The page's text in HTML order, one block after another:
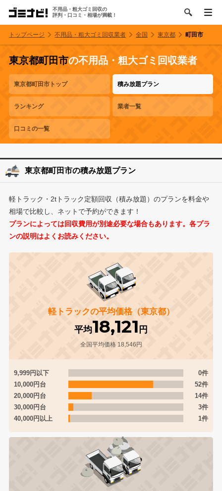
不用品・粗大ゴミ回収の
評判・口コミ・相場が満載！
トップページ 不用品・粗大ゴミ回収業者 全国 東京都 町田市
東京都町田市の不用品・粗大ゴミ回収業者
東京都町田市トップ 積み放題プラン
ランキング 業者一覧
口コミの一覧
東京都町田市の積み放題プラン
軽トラック・2tトラック定額回収（積み放題）のプランを料金や
相場で比較し、ネットで予約ができます！
プランによっては回収費用が別途必要な場合もあります。各プラ
ンの説明はよくお読みください。
軽トラックの平均価格（東京都）
平均18,121 円
全国平均価格 18,546円
9,999円以下
0件
10,000円台
52件
20,000円台
14件
30,000円台
3件
40,000円以上
1件